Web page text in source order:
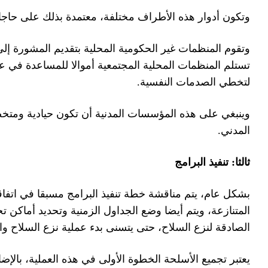
والهيئات .
وفي كثير من الأحيان
التدرب على المهارات والإرشاد
شركائه من منظمات المجتمع
لمفاوضات بين الأطراف
الأطراف المتنازعة النية
جميع المقاتلين والمحاربين